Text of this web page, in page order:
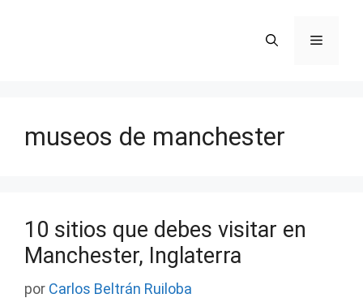
Menú
museos de manchester
10 sitios que debes visitar en
Manchester, Inglaterra
por Carlos Beltrán Ruiloba